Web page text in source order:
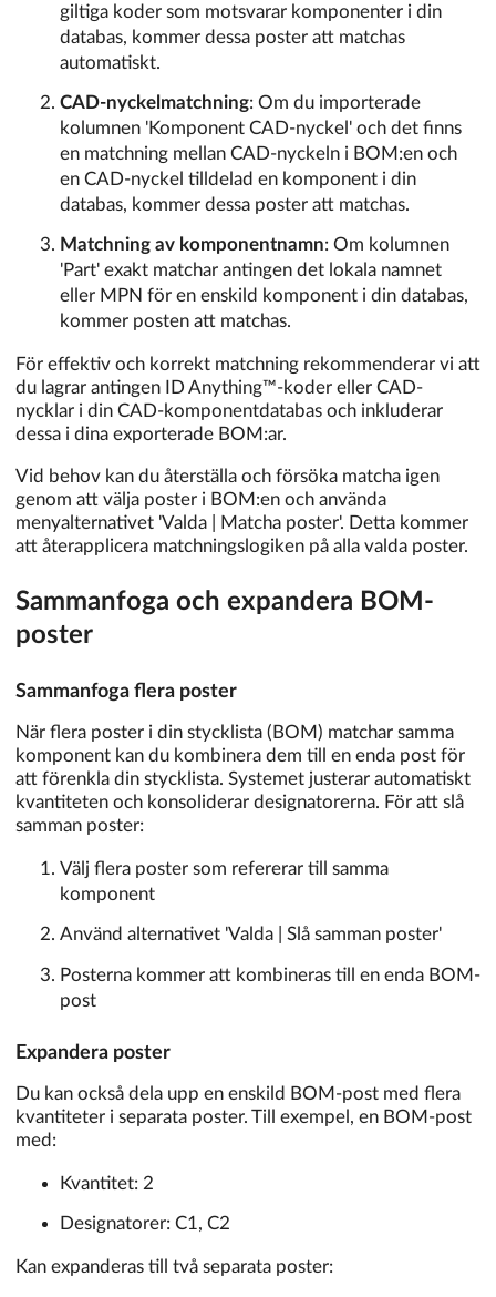
giltiga koder som motsvarar komponenter i din
databas, kommer dessa poster att matchas
automatiskt.
CAD-nyckelmatchning: Om du importerade
kolumnen 'Komponent CAD-nyckel' och det finns
en matchning mellan CAD-nyckeln i BOM:en och
en CAD-nyckel tilldelad en komponent i din
databas, kommer dessa poster att matchas.
Matchning av komponentnamn: Om kolumnen
'Part' exakt matchar antingen det lokala namnet
eller MPN för en enskild komponent i din databas,
kommer posten att matchas.
För effektiv och korrekt matchning rekommenderar vi att
du lagrar antingen ID Anything™-koder eller CAD-
nycklar i din CAD-komponentdatabas och inkluderar
dessa i dina exporterade BOM:ar.
Vid behov kan du återställa och försöka matcha igen
genom att välja poster i BOM:en och använda
menyalternativet 'Valda | Matcha poster'. Detta kommer
att återapplicera matchningslogiken på alla valda poster.
Sammanfoga och expandera BOM-
poster
Sammanfoga flera poster
När flera poster i din stycklista (BOM) matchar samma
komponent kan du kombinera dem till en enda post för
att förenkla din stycklista. Systemet justerar automatiskt
kvantiteten och konsoliderar designatorerna. För att slå
samman poster:
Välj flera poster som refererar till samma
komponent
Använd alternativet 'Valda | Slå samman poster'
Posterna kommer att kombineras till en enda BOM-
post
Expandera poster
Du kan också dela upp en enskild BOM-post med flera
kvantiteter i separata poster. Till exempel, en BOM-post
med:
Kvantitet: 2
Designatorer: C1, C2
Kan expanderas till två separata poster: